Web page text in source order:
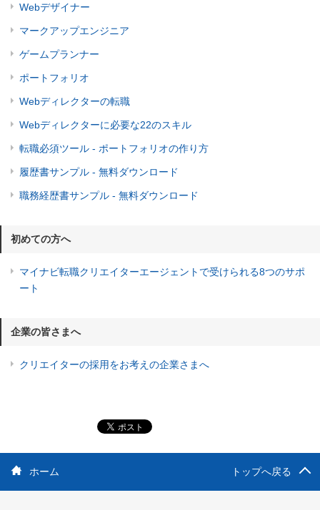
Webデザイナー
マークアップエンジニア
ゲームプランナー
ポートフォリオ
Webディレクターの転職
Webディレクターに必要な22のスキル
転職必須ツール - ポートフォリオの作り方
履歴書サンプル - 無料ダウンロード
職務経歴書サンプル - 無料ダウンロード
初めての方へ
マイナビ転職クリエイターエージェントで受けられる8つのサポ
ート
企業の皆さまへ
クリエイターの採用をお考えの企業さまへ
ホーム トップへ戻る